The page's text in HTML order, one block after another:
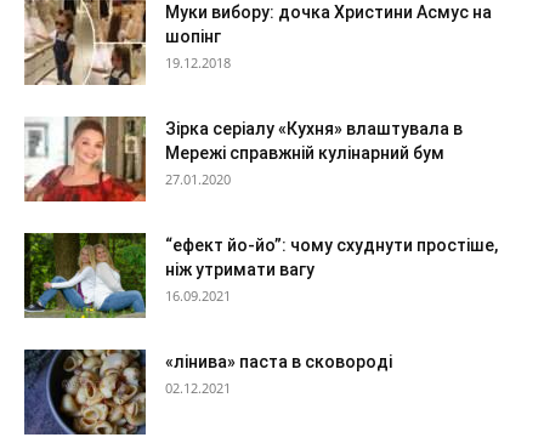
Муки вибору: дочка Христини Асмус на
шопінг
19.12.2018
Зірка серіалу «Кухня» влаштувала в
Мережі справжній кулінарний бум
27.01.2020
“ефект йо-йо”: чому схуднути простіше,
ніж утримати вагу
16.09.2021
«лінива» паста в сковороді
02.12.2021